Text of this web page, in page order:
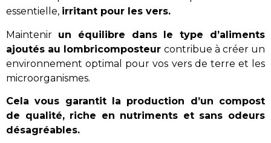
essentielle, irritant pour les vers.
Maintenir un équilibre dans le type d’aliments
ajoutés au lombricomposteur contribue à créer un
environnement optimal pour vos vers de terre et les
microorganismes.
Cela vous garantit la production d’un compost
de qualité, riche en nutriments et sans odeurs
désagréables.